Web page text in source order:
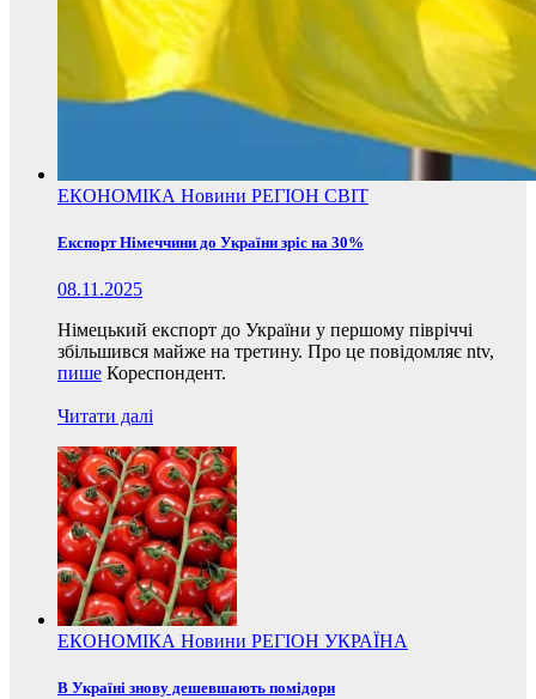
ЕКОНОМІКА Новини РЕГІОН СВІТ
Експорт Німеччини до України зріс на 30%
08.11.2025
Німецький експорт до України у першому півріччі
збільшився майже на третину. Про це повідомляє ntv,
пише Кореспондент.
Читати далі
ЕКОНОМІКА Новини РЕГІОН УКРАЇНА
В Україні знову дешевшають помідори